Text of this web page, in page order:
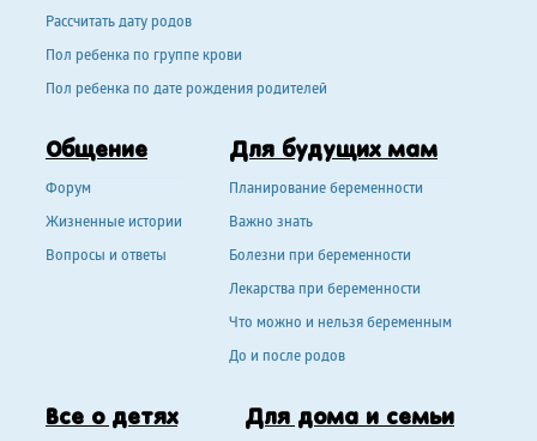
Рассчитать дату родов
Пол ребенка по группе крови
Пол ребенка по дате рождения родителей
Общение
Форум
Жизненные истории
Вопросы и ответы
Для будущих мам
Планирование беременности
Важно знать
Болезни при беременности
Лекарства при беременности
Что можно и нельзя беременным
До и после родов
Все о детях Для дома и семьи